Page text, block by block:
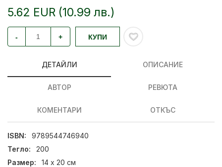
5.62 EUR (10.99 лв.)
- + КУПИ
ДЕТАЙЛИ ОПИСАНИЕ
АВТОР РЕВЮТА
КОМЕНТАРИ ОТКЪС
ISBN:
9789544746940
Тегло:
200
Размер:
14 x 20 см